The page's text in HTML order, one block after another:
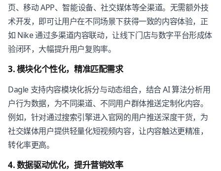
页、移动 APP、智能设备、社交媒体等全渠道。无需额外技
术开发，即可让用户在不同场景下获得一致的内容体验，正
如 Nike 通过多渠道内容联动，让线下门店与数字平台形成体
验闭环，大幅提升用户复购率。
3. 模块化个性化，精准匹配需求
Dagle 支持内容模块化拆分与动态组合，结合 AI 算法分析用
户行为数据，为不同渠道、不同用户群体推送定制化内容。
例如，针对通过搜索引擎进入官网的用户推送深度干货，为
社交媒体用户提供轻量化短视频内容，让内容触达更精准，
转化率更高。
4. 数据驱动优化，提升营销效率